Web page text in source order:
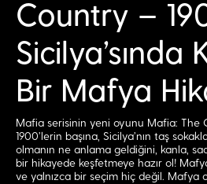
Country –
Sicilya’sında
Bir Mafya
Mafia serisinin yeni oyunu Mafia: The
1900’lerin başına, Sicilya’nın taş
olmanın ne anlama geldiğini, kanla,
bir hikayede keşfetmeye hazır ol!
ve yalnızca bir seçim hiç değil. Mafya